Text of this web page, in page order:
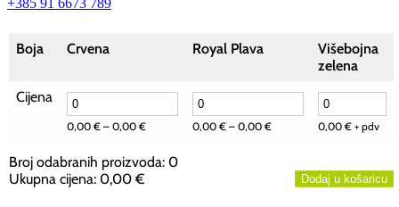
+385 91 6673 789
Boja Crvena Royal Plava
Višebojna
zelena
Cijena
0,00 € – 0,00 € 0,00 € – 0,00 € 0,00 € + pdv
Broj odabranih proizvoda: 0
Ukupna cijena: 0,00 €
Dodaj u košaricu